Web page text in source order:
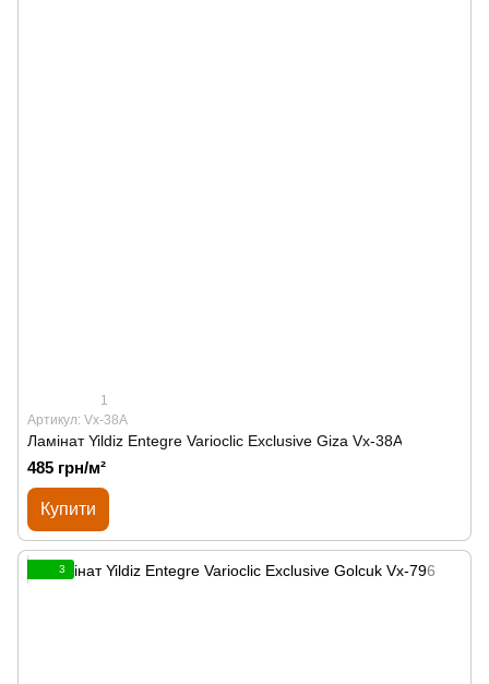
1
Артикул: Vx-38A
Ламінат Yildiz Entegre Varioclic Exclusive Giza Vx-38A
485 грн/м²
Купити
3